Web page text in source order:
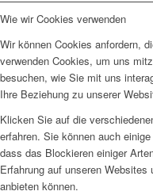
Wie wir Cookies verwenden
Wir können Cookies anfordern,
verwenden Cookies, um uns
besuchen, wie Sie mit uns
Ihre Beziehung zu unserer
Klicken Sie auf die
erfahren. Sie können auch
dass das Blockieren einiger
Erfahrung auf unseren
anbieten können.